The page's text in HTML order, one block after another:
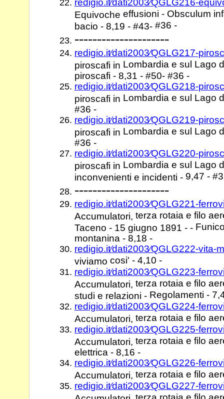
Equivoche effusioni - Obsculum
bacio - 8,19 - #43- #36 -
---------------------
redigio.it⁄dati2003⁄QGLG217-
piroscafi in Lombardia e sul Lago
piroscafi - 8,31 - #50- #36 -
redigio.it⁄dati2003⁄QGLG218-
piroscafi in Lombardia e sul Lago
#36 -
redigio.it⁄dati2003⁄QGLG219-
piroscafi in Lombardia e sul Lago
#36 -
redigio.it⁄dati2003⁄QGLG220-
piroscafi in Lombardia e sul Lago
inconvenienti e incidenti - 9,47 -
---------------------
redigio.it⁄dati2003⁄QGLG221-
Accumulatori, terza rotaia e filo
Taceno - 15 giugno 1891 - -
montanina - 8,18 -
redigio.it⁄dati2003⁄QGLG222-vita-
viviamo cosi' - 4,10 -
redigio.it⁄dati2003⁄QGLG223-
Accumulatori, terza rotaia e filo
studi e relazioni - Regolamenti -
redigio.it⁄dati2003⁄QGLG224-
Accumulatori, terza rotaia e filo
redigio.it⁄dati2003⁄QGLG225-
Accumulatori, terza rotaia e filo
elettrica - 8,16 -
redigio.it⁄dati2003⁄QGLG226-
Accumulatori, terza rotaia e filo
redigio.it⁄dati2003⁄QGLG227-